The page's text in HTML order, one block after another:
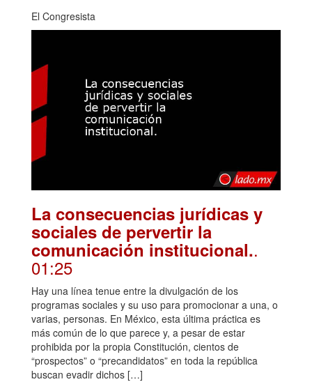
El Congresista
La consecuencias jurídicas y
sociales de pervertir la
comunicación institucional..
01:25
Hay una línea tenue entre la divulgación de los
programas sociales y su uso para promocionar a una, o
varias, personas. En México, esta última práctica es
más común de lo que parece y, a pesar de estar
prohibida por la propia Constitución, cientos de
“prospectos” o “precandidatos” en toda la república
buscan evadir dichos […]